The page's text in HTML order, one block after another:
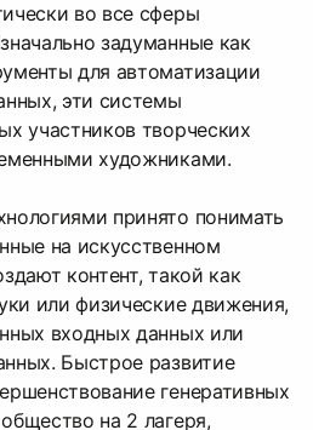
во все сферы
задуманные как
для автоматизации
эти системы
участников творческих
художниками.
принято понимать
на искусственном
контент, такой как
или физические движения,
входных данных или
Быстрое развитие
генеративных
на 2 лагеря,